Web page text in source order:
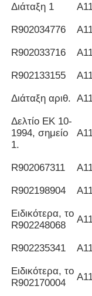
Διάταξη 1
R902034776
R902033716
R902133155
Διάταξη αριθ.
Δελτίο ΕΚ 10-
1994, σημείο
1.
R902067311
R902198904
Ειδικότερα, το
R902248068
R902235341
Ειδικότερα, το
R902170004